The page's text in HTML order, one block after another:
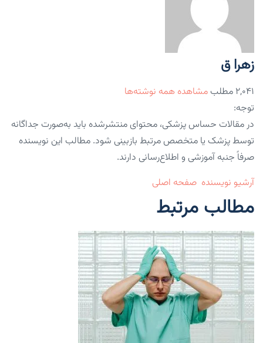
زهرا ق
۲,۰۴۱ مطلب
مشاهده همه نوشته‌ها
توجه:
در مقالات حساس پزشکی، محتوای منتشرشده باید به‌صورت جداگانه
توسط پزشک یا متخصص مرتبط بازبینی شود. مطالب این نویسنده
صرفاً جنبه آموزشی و اطلاع‌رسانی دارند.
آرشیو نویسنده صفحه اصلی
مطالب مرتبط